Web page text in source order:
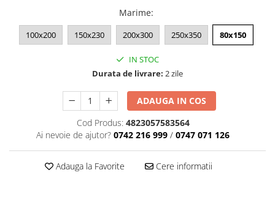
Marime:
100x200 150x230 200x300 250x350 80x150
IN STOC
Durata de livrare: 2 zile
ADAUGA IN COS
Cod Produs: 4823057583564
Ai nevoie de ajutor? 0742 216 999 / 0747 071 126
Adauga la Favorite Cere informatii